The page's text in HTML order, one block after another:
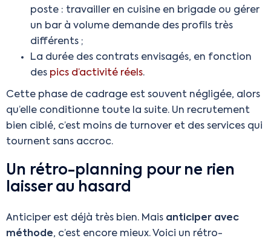
poste : travailler en cuisine en brigade ou gérer
un bar à volume demande des profils très
différents ;
La durée des contrats envisagés, en fonction
des pics d’activité réels.
Cette phase de cadrage est souvent négligée, alors
qu’elle conditionne toute la suite. Un recrutement
bien ciblé, c’est moins de turnover et des services qui
tournent sans accroc.
Un rétro-planning pour ne rien
laisser au hasard
Anticiper est déjà très bien. Mais anticiper avec
méthode, c’est encore mieux. Voici un rétro-